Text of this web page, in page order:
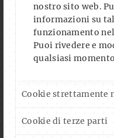
nostro sito web.
informazioni su
funzionamento
Puoi rivedere e
qualsiasi
Cookie strettamente
Cookie di terze parti